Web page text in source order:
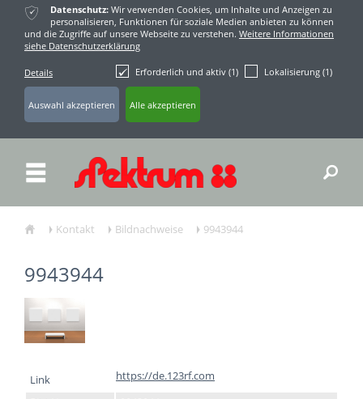
ќ Datenschutz: Wir verwenden Cookies, um Inhalte und Anzeigen zu
personalisieren, Funktionen für soziale Medien anbieten zu können
und die Zugriffe auf unsere Webseite zu verstehen. Weitere Informationen
siehe Datenschutzerklärung
Details Erforderlich und aktiv (1) Lokalisierung (1)
ř
ŷ Ţ Kontakt Ţ Bildnachweise Ţ 9943944
9943944
Link
https://de.123rf.com